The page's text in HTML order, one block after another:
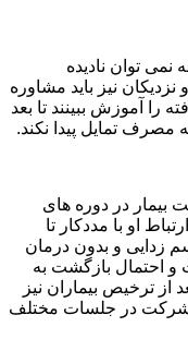
نمی توان نادیده
نیز باید مشاوره
را آموزش ببینند تا بعد
مصرف تمایل پیدا نکند.
بیمار در دوره های
او با مددکار تا
سم زدایی و بدون درمان
و احتمال بازگشت به
از ترخیص بیماران نیز
شرکت در جلسات مختلف